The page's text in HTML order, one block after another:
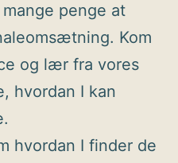
penge at
Kom
og lær fra vores
hvordan I kan
hvordan I finder de